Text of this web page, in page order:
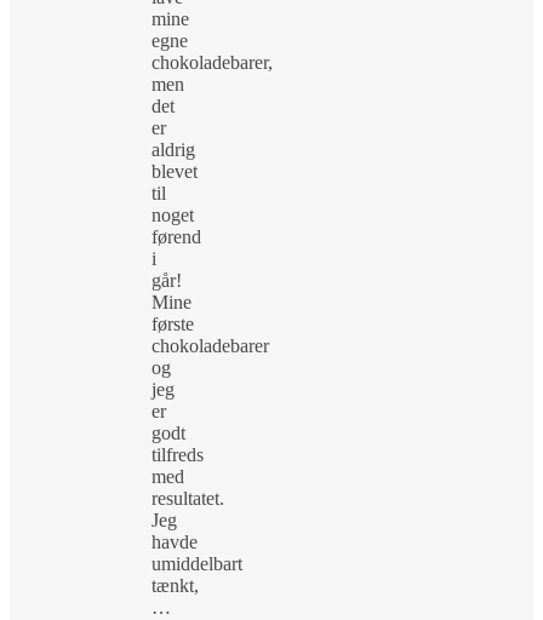
mine
egne
chokoladebarer,
men
det
er
aldrig
blevet
til
noget
førend
i
går!
Mine
første
chokoladebarer
og
jeg
er
godt
tilfreds
med
resultatet.
Jeg
havde
umiddelbart
tænkt,
…